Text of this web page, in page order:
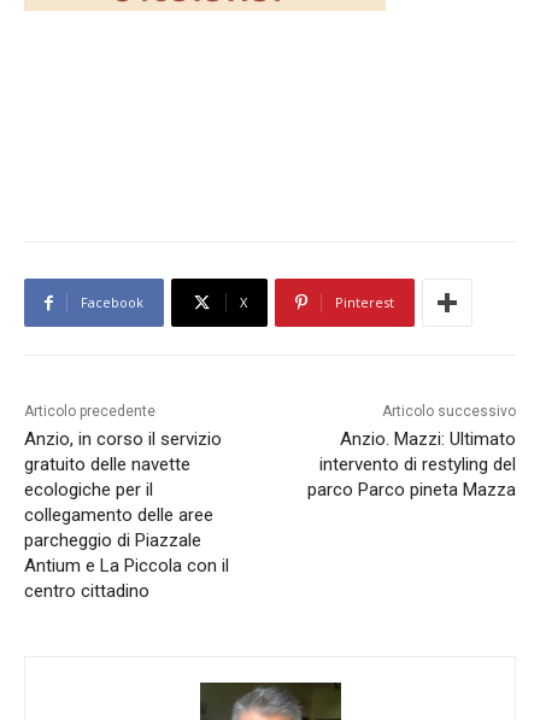
Facebook X Pinterest
Articolo precedente
Anzio, in corso il servizio
gratuito delle navette
ecologiche per il
collegamento delle aree
parcheggio di Piazzale
Antium e La Piccola con il
centro cittadino
Articolo successivo
Anzio. Mazzi: Ultimato
intervento di restyling del
parco Parco pineta Mazza